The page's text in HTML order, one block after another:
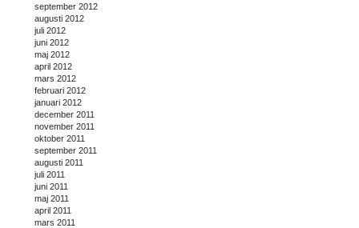
september 2012
augusti 2012
juli 2012
juni 2012
maj 2012
april 2012
mars 2012
februari 2012
januari 2012
december 2011
november 2011
oktober 2011
september 2011
augusti 2011
juli 2011
juni 2011
maj 2011
april 2011
mars 2011